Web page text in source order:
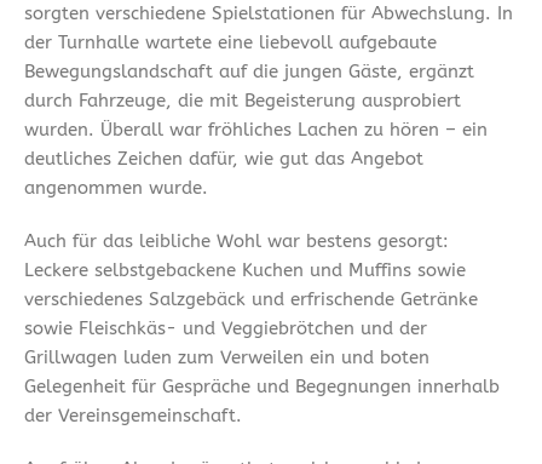
sorgten verschiedene Spielstationen für Abwechslung. In
der Turnhalle wartete eine liebevoll aufgebaute
Bewegungslandschaft auf die jungen Gäste, ergänzt
durch Fahrzeuge, die mit Begeisterung ausprobiert
wurden. Überall war fröhliches Lachen zu hören – ein
deutliches Zeichen dafür, wie gut das Angebot
angenommen wurde.
Auch für das leibliche Wohl war bestens gesorgt:
Leckere selbstgebackene Kuchen und Muffins sowie
verschiedenes Salzgebäck und erfrischende Getränke
sowie Fleischkäs- und Veggiebrötchen und der
Grillwagen luden zum Verweilen ein und boten
Gelegenheit für Gespräche und Begegnungen innerhalb
der Vereinsgemeinschaft.